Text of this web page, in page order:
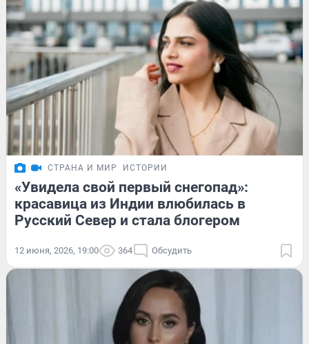
СТРАНА И МИР ИСТОРИИ
«Увидела свой первый снегопад»:
красавица из Индии влюбилась в
Русский Север и стала блогером
12 июня, 2026, 19:00 364 Обсудить